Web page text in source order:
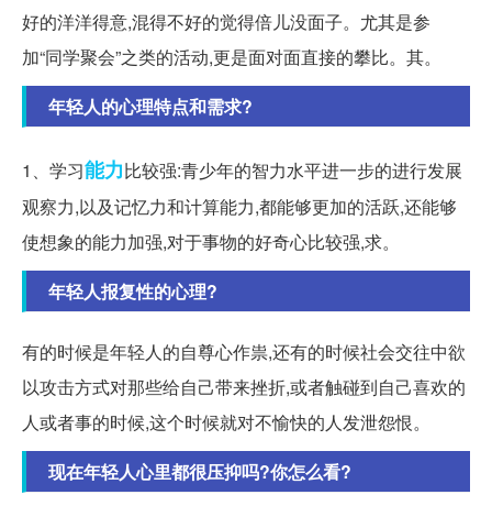
好的洋洋得意,混得不好的觉得倍儿没面子。尤其是参
加“同学聚会”之类的活动,更是面对面直接的攀比。其。
年轻人的心理特点和需求?
1、学习能力比较强:青少年的智力水平进一步的进行发展
观察力,以及记忆力和计算能力,都能够更加的活跃,还能够
使想象的能力加强,对于事物的好奇心比较强,求。
年轻人报复性的心理?
有的时候是年轻人的自尊心作祟,还有的时候社会交往中欲
以攻击方式对那些给自己带来挫折,或者触碰到自己喜欢的
人或者事的时候,这个时候就对不愉快的人发泄怨恨。
现在年轻人心里都很压抑吗?你怎么看?